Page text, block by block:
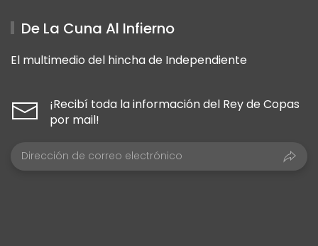
De La Cuna Al Infierno
El multimedio del hincha de Independiente
¡Recibí toda la información del Rey de Copas
por mail!